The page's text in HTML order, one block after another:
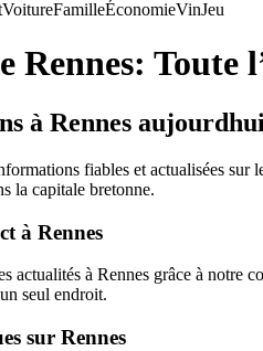
VoitureFamilleÉconomieVinJeu
Rennes: Toute
à Rennes aujourdhui
fiables et actualisées
la capitale bretonne.
à Rennes
actualités à Rennes grâce à
seul endroit.
sur Rennes